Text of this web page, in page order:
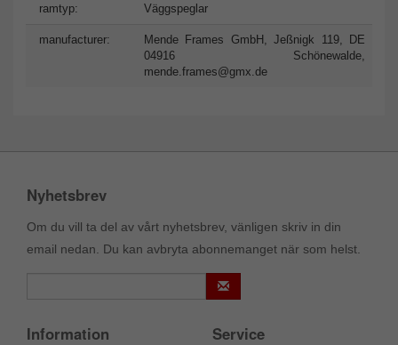
ramtyp: Väggspeglar
manufacturer:
Mende Frames GmbH, Jeßnigk 119, DE
04916 Schönewalde,
mende.frames@gmx.de
Nyhetsbrev
Om du vill ta del av vårt nyhetsbrev, vänligen skriv in din
email nedan. Du kan avbryta abonnemanget när som helst.
Information Service